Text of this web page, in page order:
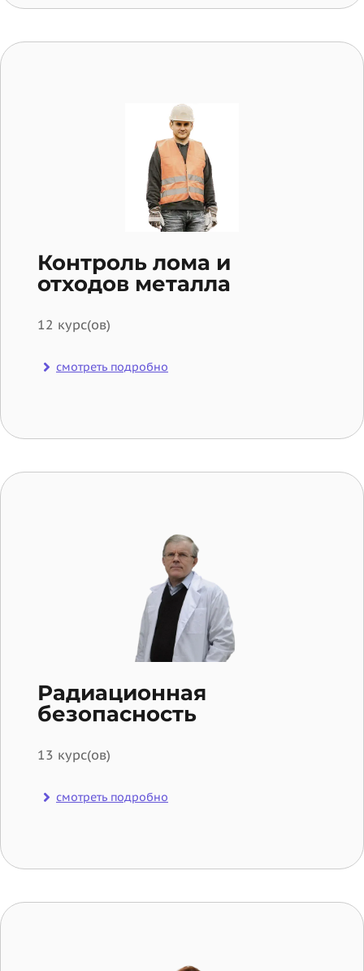
Контроль лома и
отходов металла
12 курс(ов)
смотреть подробно
Радиационная
безопасность
13 курс(ов)
смотреть подробно